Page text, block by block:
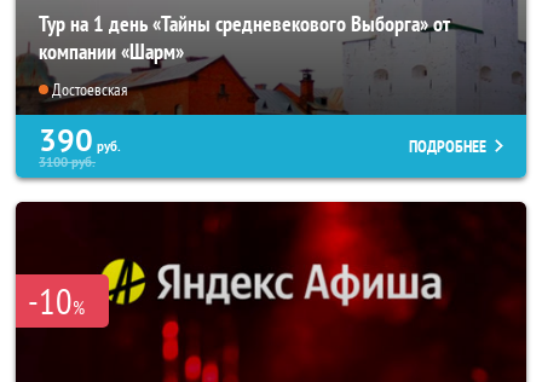
Тур на 1 день «Тайны средневекового Выборга» от
компании «Шарм»
Достоевская
390 руб.
3100руб.
ПОДРОБНЕЕ
-10%